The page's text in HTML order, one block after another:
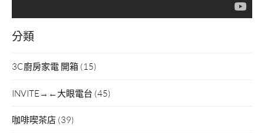
分類
3C廚房家電 開箱 (15)
INVITE→←大眼電台 (45)
咖啡喫茶店 (39)